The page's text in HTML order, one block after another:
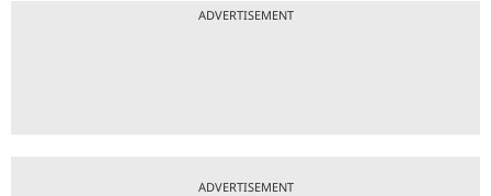
ADVERTISEMENT
ADVERTISEMENT